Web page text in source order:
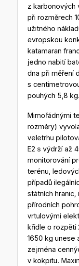
z karbonových
při rozměrech
užitného
evropskou
katamaran
jedno nabití
dna při měření
s
pouhých 5,8 kg.
Mimořádnými
rozměry)
veletrhu
E2 s výdrží až
monitorování
terénu,
případů
státních
přírodních
vrtulovými
křídle o rozpětí
1650 kg unese
zejména
v kokpitu.